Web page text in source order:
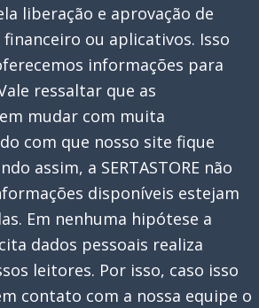
liberação e aprovação de
ou aplicativos. Isso
informações para
ressaltar que as
mudar com muita
com que nosso site fique
assim, a SERTASTORE não
disponíveis estejam
Em nenhuma hipótese a
dados pessoais realiza
leitores. Por isso, caso isso
contato com a nossa equipe o